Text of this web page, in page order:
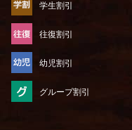
学生割引
往復割引
幼児割引
グループ割引